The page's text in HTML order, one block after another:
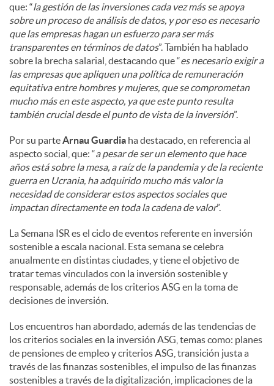
que: “la gestión de las inversiones cada vez más se apoya
sobre un proceso de análisis de datos, y por eso es necesario
que las empresas hagan un esfuerzo para ser más
transparentes en términos de datos”. También ha hablado
sobre la brecha salarial, destacando que “es necesario exigir a
las empresas que apliquen una política de remuneración
equitativa entre hombres y mujeres, que se comprometan
mucho más en este aspecto, ya que este punto resulta
también crucial desde el punto de vista de la inversión”.
Por su parteArnau Guardia ha destacado, en referencia al
aspecto social, que: “a pesar de ser un elemento que hace
años está sobre la mesa, a raíz de la pandemia y de la reciente
guerra en Ucrania, ha adquirido mucho más valor la
necesidad de considerar estos aspectos sociales que
impactan directamente en toda la cadena de valor”.
La Semana ISR es el ciclo de eventos referente en inversión
sostenible a escala nacional. Esta semana se celebra
anualmente en distintas ciudades, y tiene el objetivo de
tratar temas vinculados con la inversión sostenible y
responsable, además de los criterios ASG en la toma de
decisiones de inversión.
Los encuentros han abordado, además de las tendencias de
los criterios sociales en la inversión ASG, temas como: planes
de pensiones de empleo y criterios ASG, transición justa a
través de las finanzas sostenibles, el impulso de las finanzas
sostenibles a través de la digitalización, implicaciones de la